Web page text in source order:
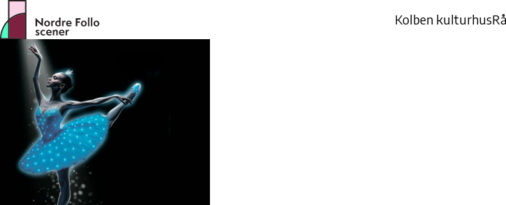
til
innhold
Kolben kulturhus